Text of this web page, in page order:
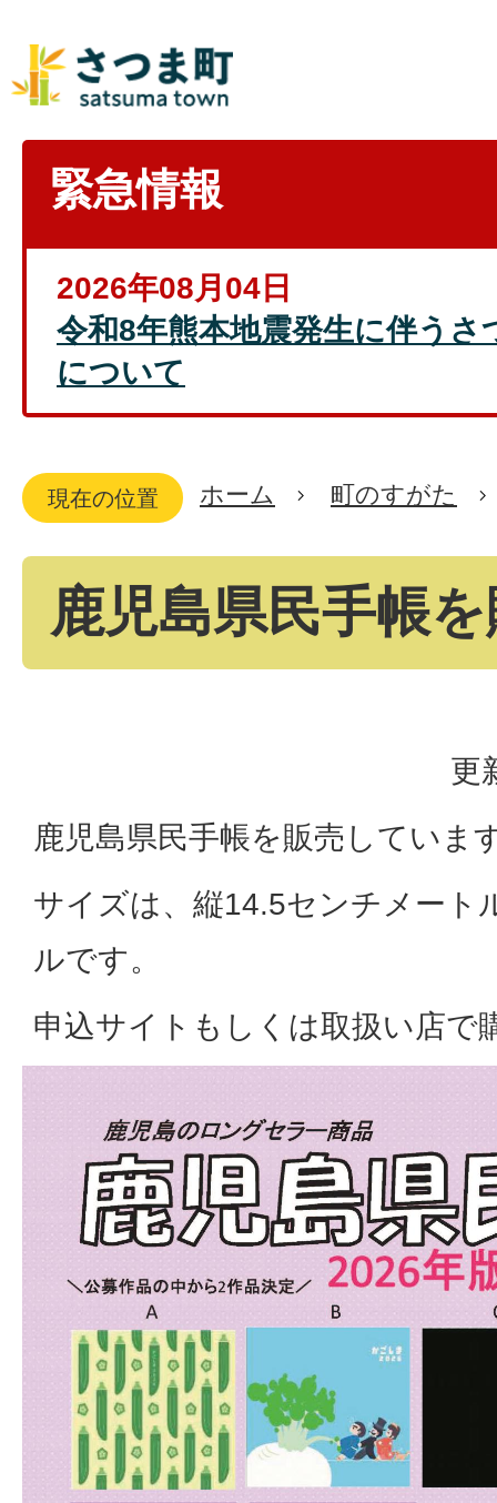
緊急情報
2026年08月04日
令和8年熊本地震発生に伴うさ
について
現在の位置 ホーム 町のすがた
鹿児島県民手帳
更
鹿児島県民手帳を販売していま
サイズは、縦14.5センチメート
ルです。
申込サイトもしくは取扱い店で